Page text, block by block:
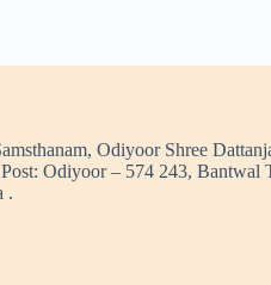
Odiyoor Shree
Odiyoor – 574 243, Bantwal
.